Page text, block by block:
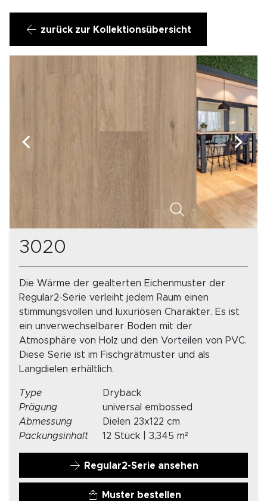
zurück zur Kollektionsübersicht
3020
Die Wärme der gealterten Eichenmuster der
Regular2-Serie verleiht jedem Raum einen
stimmungsvollen und luxuriösen Charakter. Es ist
ein unverwechselbarer Boden mit der
Atmosphäre von Holz und den Vorteilen von PVC.
Diese Serie ist im Fischgrätmuster und als
Langdielen erhältlich.
Type
Dryback
Prägung
universal embossed
Abmessung
Dielen 23x122 cm
Packungsinhalt
12 Stück | 3,345 m²
Regular2-Serie ansehen
Muster bestellen